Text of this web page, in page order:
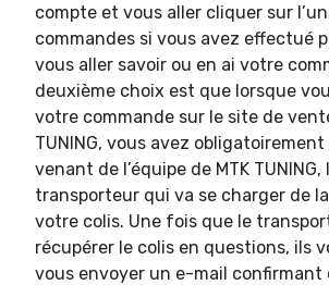
compte et vous aller cliquer sur
commandes si vous avez effectué
vous aller savoir ou en ai votre
deuxième choix est que lorsque
votre commande sur le site de
TUNING, vous avez
venant de l’équipe de MTK
transporteur qui va se charger de
votre colis. Une fois que le
récupérer le colis en questions, ils
vous envoyer un e-mail confirmant